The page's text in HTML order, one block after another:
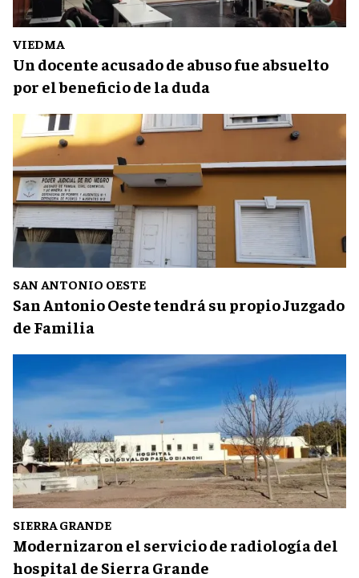
VIEDMA
Un docente acusado de abuso fue absuelto
por el beneficio de la duda
SAN ANTONIO OESTE
San Antonio Oeste tendrá su propio Juzgado
de Familia
SIERRA GRANDE
Modernizaron el servicio de radiología del
hospital de Sierra Grande